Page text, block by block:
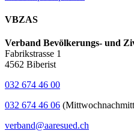
VBZAS
Verband Bevölkerungs- und
Fabrikstrasse 1
4562 Biberist
032 674 46 00
032 674 46 06
verband@aaresued.ch